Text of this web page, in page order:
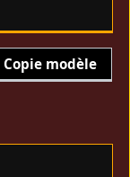
Copie modèle